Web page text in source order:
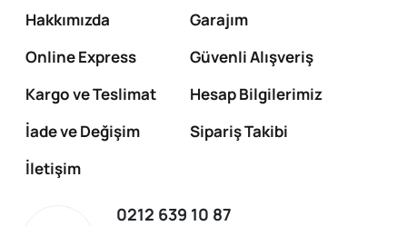
Hakkımızda
Garajım
Online Express
Güvenli Alışveriş
Kargo ve Teslimat
Hesap Bilgilerimiz
İade ve Değişim
Sipariş Takibi
İletişim
0212 639 10 87